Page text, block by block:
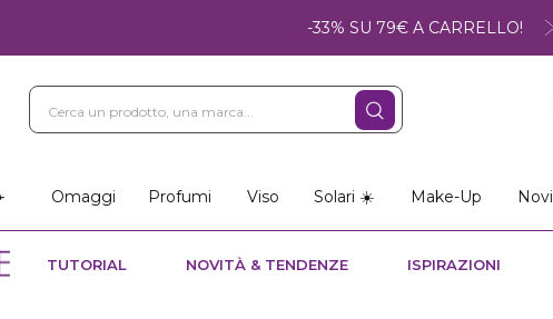
-33% SU 79€ A CARRELLO!
Omaggi Profumi Viso Solari ☀️ Make-Up
TUTORIAL NOVITÀ & TENDENZE ISPIRAZIONI